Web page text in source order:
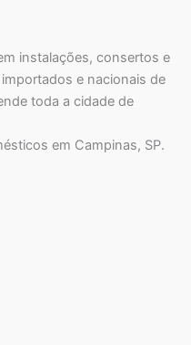
instalações, consertos e
e nacionais de
toda a cidade de
em Campinas, SP.